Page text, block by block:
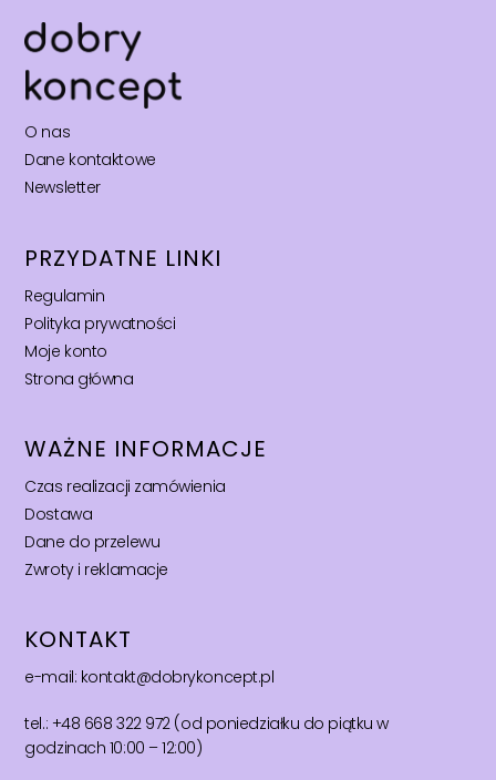
O nas
Dane kontaktowe
Newsletter
PRZYDATNE LINKI
Regulamin
Polityka prywatności
Moje konto
Strona główna
WAŻNE INFORMACJE
Czas realizacji zamówienia
Dostawa
Dane do przelewu
Zwroty i reklamacje
KONTAKT
e-mail: kontakt@dobrykoncept.pl
tel.: +48 668 322 972 (od poniedziałku do piątku w
godzinach 10:00 – 12:00)